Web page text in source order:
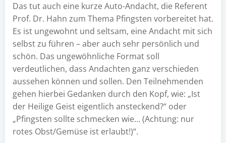
Das tut auch eine kurze Auto-Andacht, die Referent
Prof. Dr. Hahn zum Thema Pfingsten vorbereitet hat.
Es ist ungewohnt und seltsam, eine Andacht mit sich
selbst zu führen – aber auch sehr persönlich und
schön. Das ungewöhnliche Format soll
verdeutlichen, dass Andachten ganz verschieden
aussehen können und sollen. Den Teilnehmenden
gehen hierbei Gedanken durch den Kopf, wie: „Ist
der Heilige Geist eigentlich ansteckend?“ oder
„Pfingsten sollte schmecken wie… (Achtung: nur
rotes Obst/Gemüse ist erlaubt!)“.